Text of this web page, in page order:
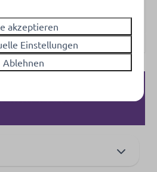
und Preis
akzeptieren
Einstellungen
Ablehnen